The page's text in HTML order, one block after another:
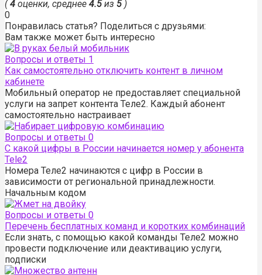
(4 оценки, среднее 4.5из 5)
0
Понравилась статья? Поделиться с друзьями:
Вам также может быть интересно
Вопросы и ответы 1
Как самостоятельно отключить контент в личном
кабинете
Мобильный оператор не предоставляет специальной
услуги на запрет контента Теле2. Каждый абонент
самостоятельно настраивает
Вопросы и ответы 0
С какой цифры в России начинается номер у абонента
Tele2
Номера Теле2 начинаются с цифр в России в
зависимости от региональной принадлежности.
Начальным кодом
Вопросы и ответы 0
Перечень бесплатных команд и коротких комбинаций
Если знать, с помощью какой команды Теле2 можно
провести подключение или деактивацию услуги,
подписки